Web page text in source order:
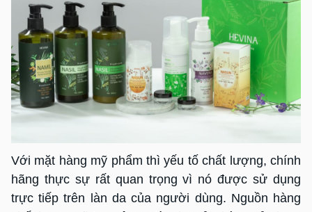
Với mặt hàng mỹ phẩm thì yếu tố chất lượng, chính
hãng thực sự rất quan trọng vì nó được sử dụng
trực tiếp trên làn da của người dùng. Nguồn hàng